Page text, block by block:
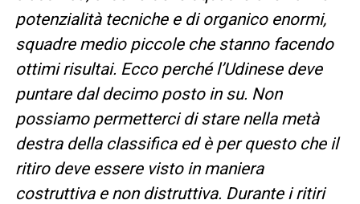
potenzialità tecniche e di organico enormi,
squadre medio piccole che stanno facendo
ottimi risultai. Ecco perché l’Udinese deve
puntare dal decimo posto in su. Non
possiamo permetterci di stare nella metà
destra della classifica ed è per questo che il
ritiro deve essere visto in maniera
costruttiva e non distruttiva. Durante i ritiri